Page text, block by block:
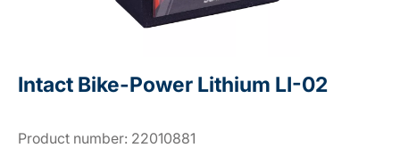
Intact Bike-Power Lithium LI-02
Product number: 22010881